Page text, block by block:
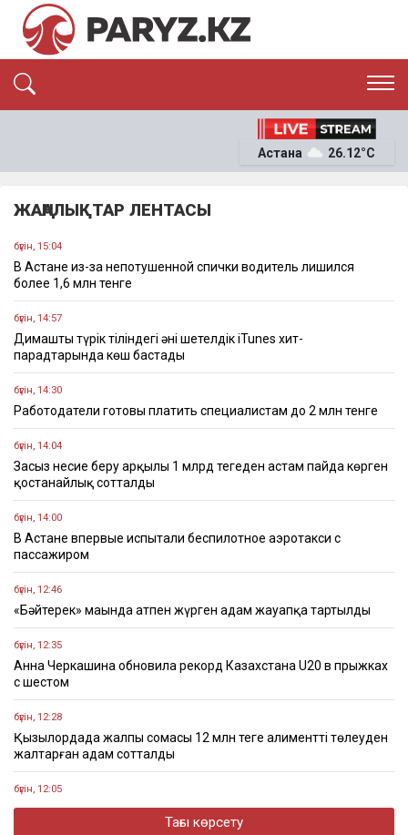
ЭКОНОМИКА
ОҚИҒА
Астана 26.12°C
ЖАҢАЛЫҚТАР ЛЕНТАСЫ
бүгін, 15:04
В Астане из-за непотушенной спички водитель лишился
более 1,6 млн тенге
бүгін, 14:57
Димаштың түрік тіліндегі әні шетелдік iTunes хит-
парадтарында көш бастады
бүгін, 14:30
Работодатели готовы платить специалистам до 2 млн тенге
бүгін, 14:04
Заңсыз несие беру арқылы 1 млрд теңгеден астам пайда көрген
қостанайлық сотталды
бүгін, 14:00
В Астане впервые испытали беспилотное аэротакси с
пассажиром
бүгін, 12:46
«Бәйтерек» маңында атпен жүрген адам жауапқа тартылды
бүгін, 12:35
Анна Черкашина обновила рекорд Казахстана U20 в прыжках
с шестом
бүгін, 12:28
Қызылордада жалпы сомасы 12 млн теңге алиментті төлеуден
жалтарған адам сотталды
бүгін, 12:05
На бизнес-форуме обсудили развитие торговли между
Казахстаном и УзбекистаномТағы көрсету